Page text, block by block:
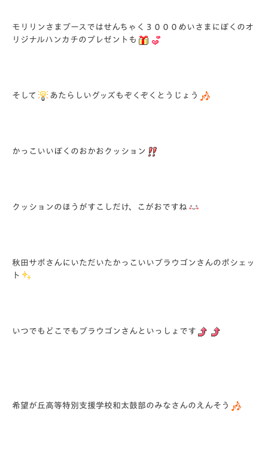
モリリンさまブースではせんちゃく３０００めいさまにぼくのオ
リジナルハンカチのプレゼントも
そして あたらしいグッズもぞくぞくとうじょう
かっこいいぼくのおかおクッション
クッションのほうがすこしだけ、こがおですね
秋田サポさんにいただいたかっこいいブラウゴンさんのポシェッ
ト
いつでもどこでもブラウゴンさんといっしょです
希望が丘高等特別支援学校和太鼓部のみなさんのえんそう